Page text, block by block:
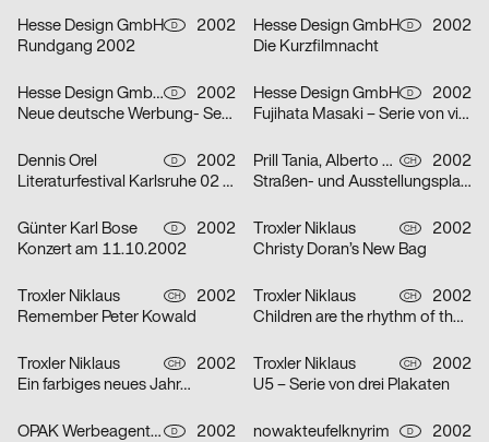
Hesse Design GmbH D
2002
Rundgang 2002
Hesse Design GmbH D
2002
Die Kurzfilmnacht
Hesse Design GmbH, Arthur Marek, Guido Heffels, Christian Boros, nowakteufelknyrim D
2002
Neue deutsche Werbung- Serie von drei Plakaten
Hesse Design GmbH D
2002
Fujihata Masaki – Serie von vier Plakaten
Dennis Orel D
2002
Literaturfestival Karlsruhe 02 – Serie von drei Plakaten
Prill Tania, Alberto Vieceli CH
2002
Straßen- und Ausstellungsplakate: Stand der Dinge: Neustes Wohnen in Zürich – Serie von sechs Plakaten
Günter Karl Bose D
2002
Konzert am 11.10.2002
Troxler Niklaus CH
2002
Christy Doran’s New Bag
Troxler Niklaus CH
2002
Remember Peter Kowald
Troxler Niklaus CH
2002
Children are the rhythm of the world
Troxler Niklaus CH
2002
Ein farbiges neues Jahr…
Troxler Niklaus CH
2002
U5 – Serie von drei Plakaten
OPAK Werbeagentur D
2002
nowakteufelknyrim D
2002